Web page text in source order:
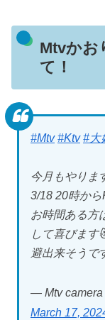
Mtvかお
て！
#Mtv #Ktv #大
今月もやりま
3/18 20時か
お時間ある方
して喜びます
避出来そうです
— Mtv camera
March 17,